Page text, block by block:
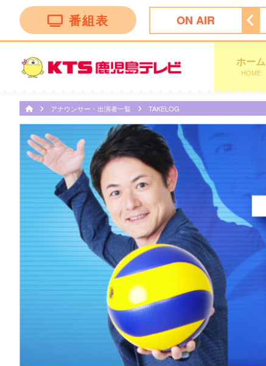
番組表 ON AIR
22:00 ＜木曜劇場＞ラストノート 22:54 天気予報
ホーム
HOME
アナウンサー・出演者一覧 TAKELOG